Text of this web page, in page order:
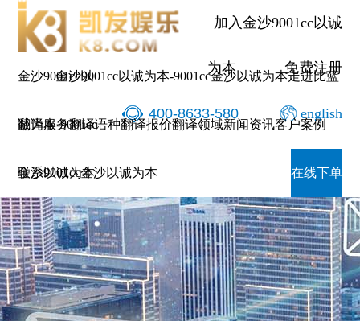
加入金沙9001cc以诚
为本 免费注册
400-8633-580 english
金沙9001cc以
诚为本-9001cc
金沙以诚为本
金沙9001cc以诚为本-9001cc金沙以诚为本走进比蓝
翻译服务翻译语种翻译报价翻译领域新闻资讯客户案例
联系9001cc金沙以诚为本 在线下单